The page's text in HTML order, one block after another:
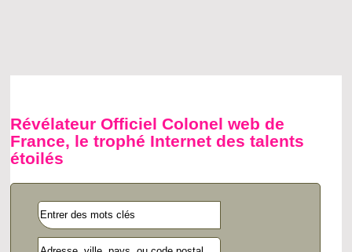
Révélateur Officiel Colonel web de
France, le trophé Internet des talents
étoilés